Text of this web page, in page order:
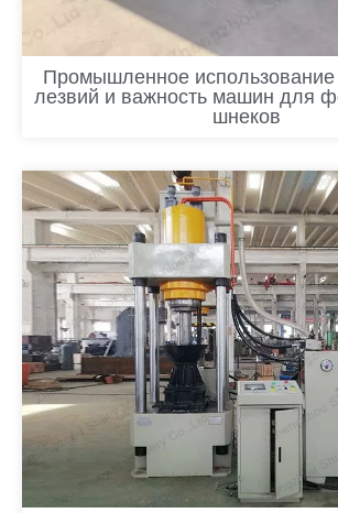
Промышленное
лезвий и важность машин для
шнеков